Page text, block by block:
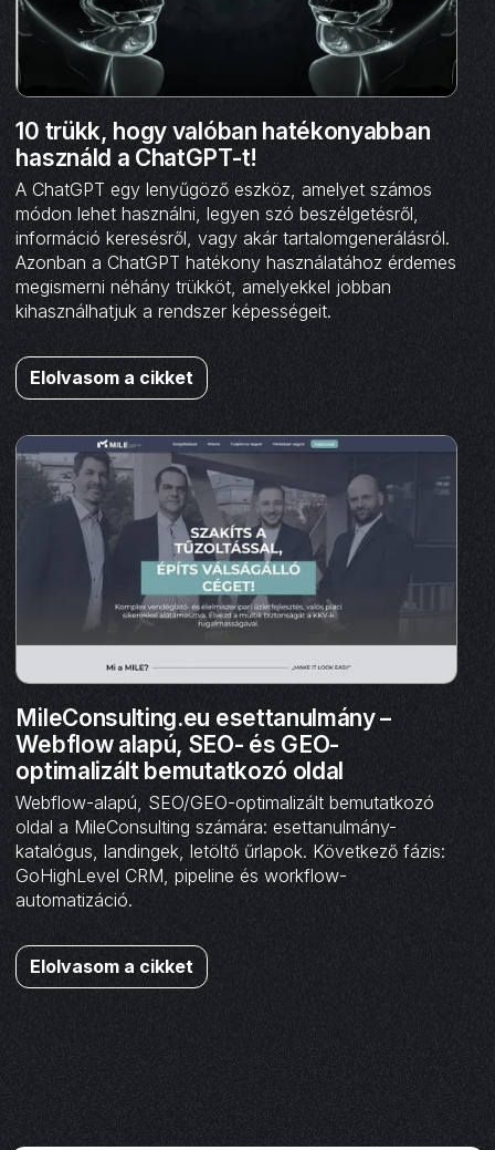
10 trükk, hogy valóban hatékonyabban
használd a ChatGPT-t!
A ChatGPT egy lenyűgöző eszköz, amelyet számos
módon lehet használni, legyen szó beszélgetésről,
információ keresésről, vagy akár tartalomgenerálásról.
Azonban a ChatGPT hatékony használatához érdemes
megismerni néhány trükköt, amelyekkel jobban
kihasználhatjuk a rendszer képességeit.
Elolvasom a cikket
MileConsulting.eu esettanulmány –
Webflow alapú, SEO- és GEO-
optimalizált bemutatkozó oldal
Webflow-alapú, SEO/GEO-optimalizált bemutatkozó
oldal a MileConsulting számára: esettanulmány-
katalógus, landingek, letöltő űrlapok. Következő fázis:
GoHighLevel CRM, pipeline és workflow-
automatizáció.
Elolvasom a cikket